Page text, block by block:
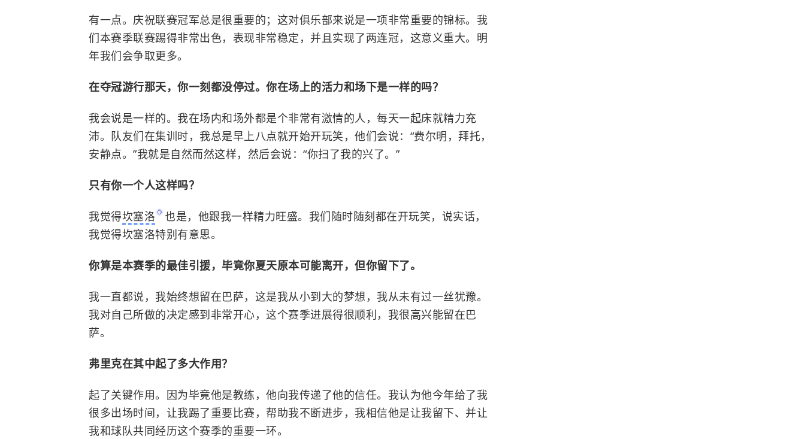
有一点。庆祝联赛冠军总是很重要的；这对俱乐部来说是一项非常重要的锦标。我
们本赛季联赛踢得非常出色，表现非常稳定，并且实现了两连冠，这意义重大。明
年我们会争取更多。
在夺冠游行那天，你一刻都没停过。你在场上的活力和场下是一样的吗？
我会说是一样的。我在场内和场外都是个非常有激情的人，每天一起床就精力充
沛。队友们在集训时，我总是早上八点就开始开玩笑，他们会说：“费尔明，拜托，
安静点。”我就是自然而然这样，然后会说：“你扫了我的兴了。”
只有你一个人这样吗？
我觉得坎塞洛
也是，他跟我一样精力旺盛。我们随时随刻都在开玩笑，说实话，
我觉得坎塞洛特别有意思。
你算是本赛季的最佳引援，毕竟你夏天原本可能离开，但你留下了。
我一直都说，我始终想留在巴萨，这是我从小到大的梦想，我从未有过一丝犹豫。
我对自己所做的决定感到非常开心，这个赛季进展得很顺利，我很高兴能留在巴
萨。
弗里克在其中起了多大作用？
起了关键作用。因为毕竟他是教练，他向我传递了他的信任。我认为他今年给了我
很多出场时间，让我踢了重要比赛，帮助我不断进步，我相信他是让我留下、并让
我和球队共同经历这个赛季的重要一环。